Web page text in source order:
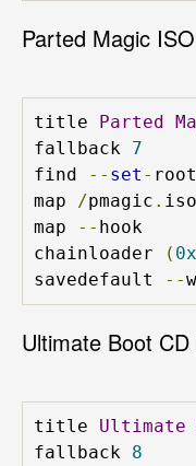
Parted Magic ISO
title Parted
fallback 7
find
-- set -
map
/pmagic .
map
-- hook
chainloader
(
savedefault
--
Ultimate Boot
title Ultimate
fallback 8